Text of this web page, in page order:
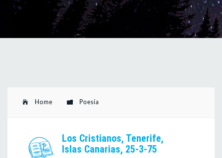
Home Poesía
Los Cristianos, Tenerife,
Islas Canarias, 25-3-75